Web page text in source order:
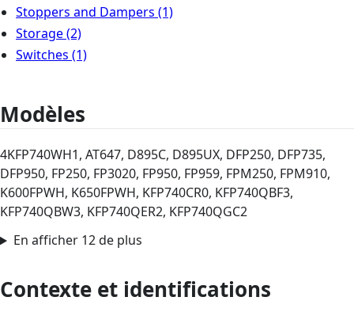
Stoppers and Dampers (1)
Storage(2)
Switches (1)
Modèles
4KFP740WH1, AT647, D895C, D895UX, DFP250, DFP735,
DFP950, FP250, FP3020, FP950, FP959, FPM250, FPM910,
K600FPWH, K650FPWH, KFP740CR0, KFP740QBF3,
KFP740QBW3, KFP740QER2, KFP740QGC2
En afficher 12 de plus
Contexte et identifications